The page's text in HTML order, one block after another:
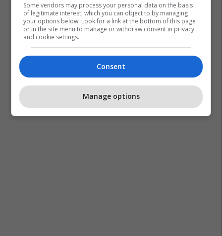
Some vendors may process your personal data on the basis
of legitimate interest, which you can object to by managing
your options below. Look for a link at the bottom of this page
or in the site menu to manage or withdraw consent in privacy
and cookie settings.
Consent
Manage options